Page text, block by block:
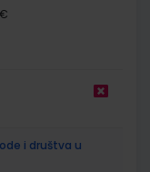
i društva u